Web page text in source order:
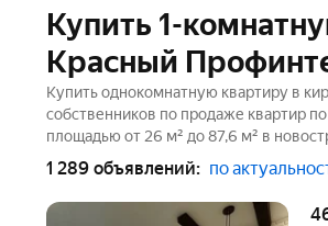
Купить 1-
Красный
Купить однокомнатную квартиру в
собственников по продаже квартир
площадью от 26 м² до 87,6 м² в
1 289 объявлений: по